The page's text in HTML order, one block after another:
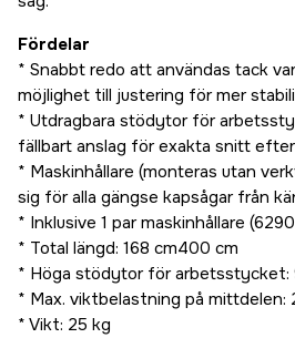
Fördelar
* Snabbt redo att användas tack
möjlighet till justering för mer
* Utdragbara stödytor för
fällbart anslag för exakta snitt
* Maskinhållare (monteras utan
sig för alla gängse kapsågar från
* Inklusive 1 par maskinhållare
* Total längd: 168 cm400 cm
* Höga stödytor för arbetsstycket:
* Max. viktbelastning på mittdelen:
* Vikt: 25 kg